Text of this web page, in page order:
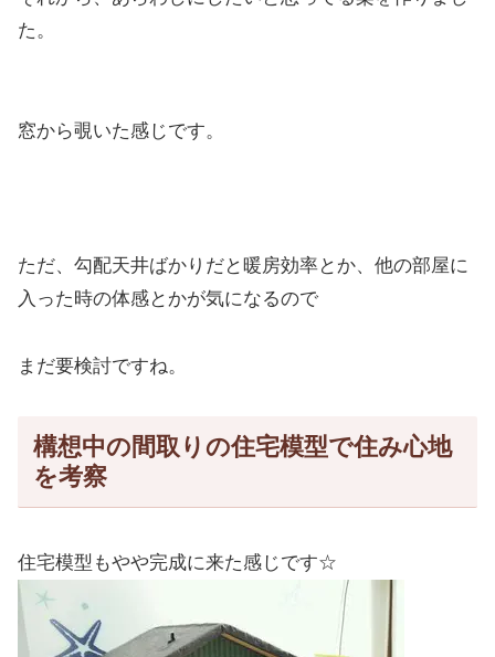
た。
窓から覗いた感じです。
ただ、勾配天井ばかりだと暖房効率とか、他の部屋に
入った時の体感とかが気になるので
まだ要検討ですね。
構想中の間取りの住宅模型で住み心地
を考察
住宅模型もやや完成に来た感じです☆